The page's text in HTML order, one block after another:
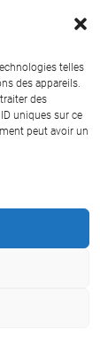
telles
des appareils.
des
uniques sur ce
peut avoir un